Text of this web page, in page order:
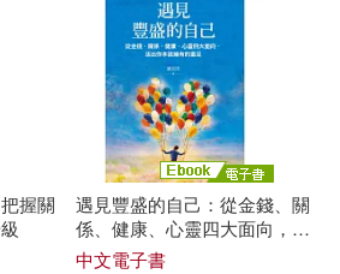
.謝美珍.黃麗雪.施
握關
遇見豐盛的自己：從金錢、關
係、健康、心靈四大面向，活
出你本該擁有的富足 (電子書)
中文電子書